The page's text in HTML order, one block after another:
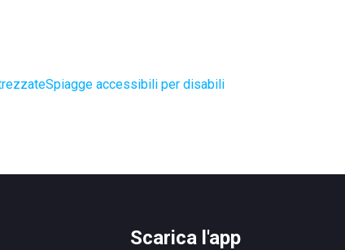
Spiagge accessibili per disabili
Scarica l'app